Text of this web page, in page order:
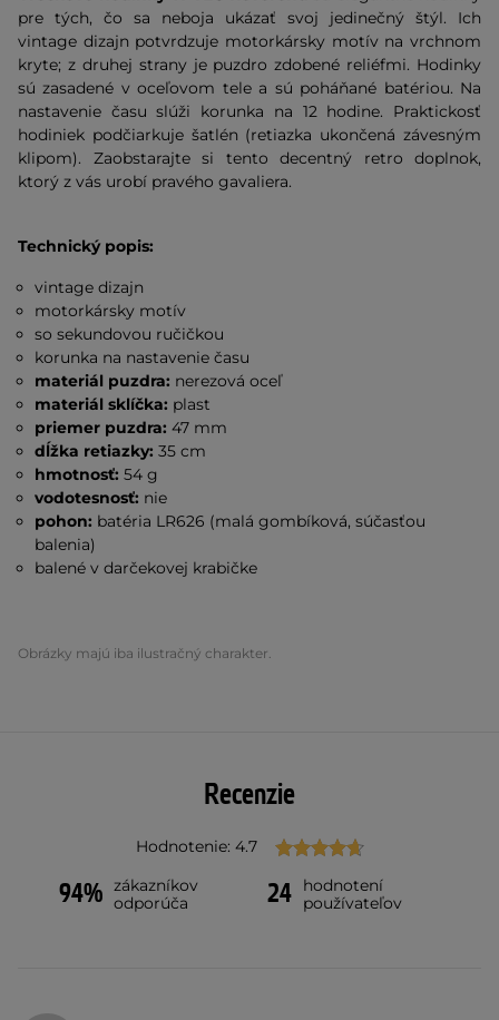
pre tých, čo sa neboja ukázať svoj jedinečný štýl. Ich
vintage dizajn potvrdzuje motorkársky motív na vrchnom
kryte; z druhej strany je puzdro zdobené reliéfmi. Hodinky
sú zasadené v oceľovom tele a sú poháňané batériou. Na
nastavenie času slúži korunka na 12 hodine. Praktickosť
hodiniek podčiarkuje šatlén (retiazka ukončená závesným
klipom). Zaobstarajte si tento decentný retro doplnok,
ktorý z vás urobí pravého gavaliera.
Technický popis:
vintage dizajn
motorkársky motív
so sekundovou ručičkou
korunka na nastavenie času
materiál puzdra: nerezová oceľ
materiál sklíčka: plast
priemer puzdra: 47 mm
dĺžka retiazky: 35 cm
hmotnosť: 54 g
vodotesnosť: nie
pohon: batéria LR626 (malá gombíková, súčasťou
balenia)
balené v darčekovej krabičke
Obrázky majú iba ilustračný charakter.
Recenzie
Hodnotenie: 4.7
94% zákazníkov
odporúča
24
hodnotení
používateľov